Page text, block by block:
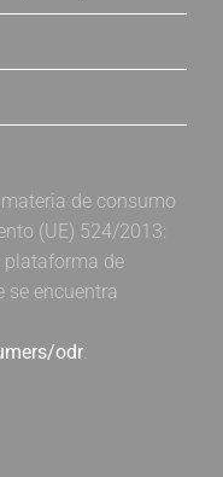
de consumo
(UE) 524/2013:
plataforma de
se encuentra
odr.